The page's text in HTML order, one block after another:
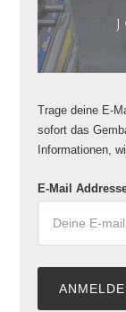
Trage deine E-
sofort das
Informationen,
E-Mail